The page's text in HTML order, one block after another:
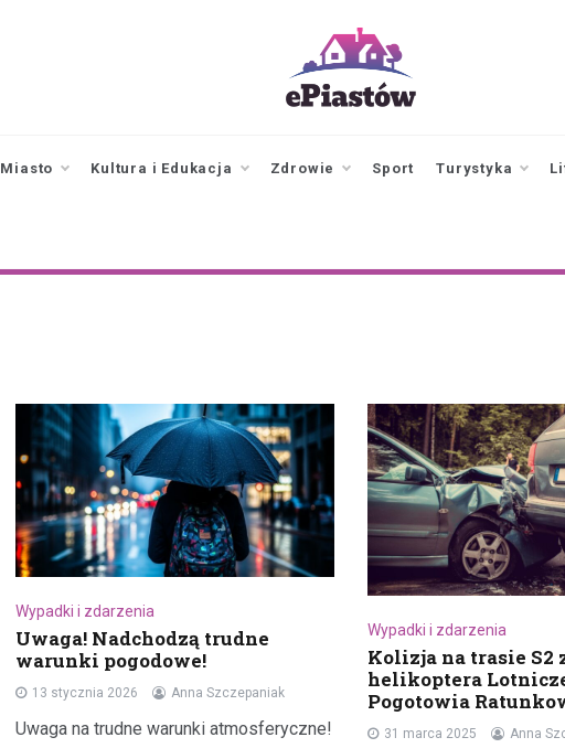
Piastowa i
okolicy
Miasto Kultura i Edukacja Zdrowie Sport Turystyka
Wypadki i zdarzenia
Uwaga! Nadchodzą trudne
warunki pogodowe!
13 stycznia 2026 Anna Szczepaniak
Uwaga na trudne warunki atmosferyczne!
Wypadki i zdarzenia
Kolizja na trasie S2
helikoptera
Pogotowia
31 marca 2025 Anna